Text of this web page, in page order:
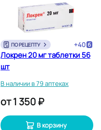
ПО РЕЦЕПТУ +40
Локрен 20 мг таблетки 56
шт
В наличии в 79 аптеках
от1 350 ₽
В корзину